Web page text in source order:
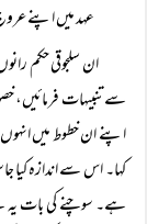
عہد میں اپنے
ان سلجوقی حکم
سے تنبیہات فرمائیں،
اپنے ان خطوط میں
کہا۔ اس سے اندازہ کیا
ہے۔ سوچنے کی بات یہ